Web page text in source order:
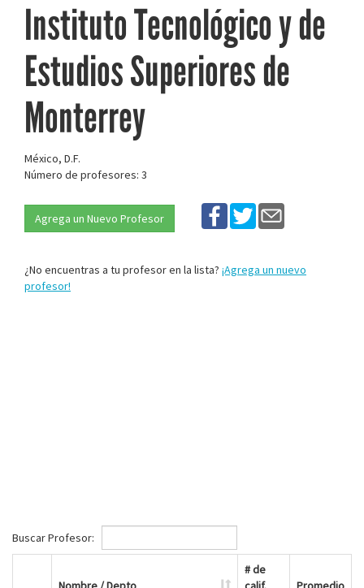
Instituto Tecnológico y de
Estudios Superiores de
Monterrey
México, D.F.
Número de profesores: 3
Agrega un Nuevo Profesor
¿No encuentras a tu profesor en la lista? ¡Agrega un nuevo
profesor!
Buscar Profesor:
# de